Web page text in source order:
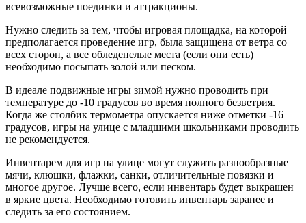
всевозможные поединки и аттракционы.
Нужно следить за тем, чтобы игровая площадка, на которой
предполагается проведение игр, была защищена от ветра со
всех сторон, а все обледенелые места (если они есть)
необходимо посыпать золой или песком.
В идеале подвижные игры зимой нужно проводить при
температуре до -10 градусов во время полного безветрия.
Когда же столбик термометра опускается ниже отметки -16
градусов, игры на улице с младшими школьниками проводить
не рекомендуется.
Инвентарем для игр на улице могут служить разнообразные
мячи, клюшки, флажки, санки, отличительные повязки и
многое другое. Лучше всего, если инвентарь будет выкрашен
в яркие цвета. Необходимо готовить инвентарь заранее и
следить за его состоянием.